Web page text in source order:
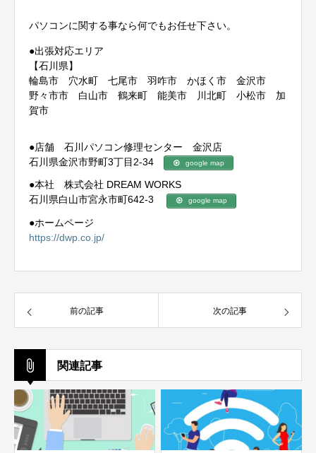
パソコンに関する事なら何でもお任せ下さい。
●出張対応エリア
【石川県】
輪島市 穴水町 七尾市 羽咋市 かほく市 金沢市
野々市市 白山市 鶴来町 能美市 川北町 小松市 加
賀市
●店舗 石川パソコン修理センター 金沢店
石川県金沢市野町3丁目2-34
google map
●本社 株式会社 DREAM WORKS
石川県白山市宮永市町642-3
google map
●ホームページ
https://dwp.co.jp/
前の記事 次の記事
関連記事